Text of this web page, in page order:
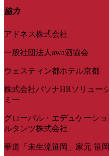
協力
アドネス株式会社
一般社団法人awa酒協会
ウェスティン都ホテル京都
株式会社パソナHRソリュー
ミー
グローバル・エデュケーシ
ルタンツ株式会社
華道「未生流笹岡」家元 笹岡